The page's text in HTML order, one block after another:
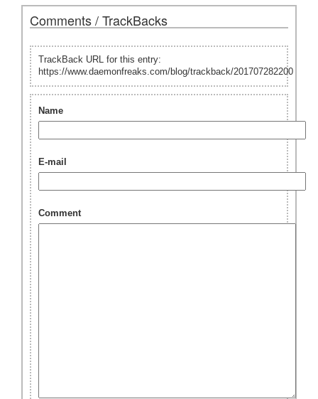
Comments / TrackBacks
TrackBack URL for this entry:
https://www.daemonfreaks.com/blog/trackback/201707282200
Name
E-mail
Comment